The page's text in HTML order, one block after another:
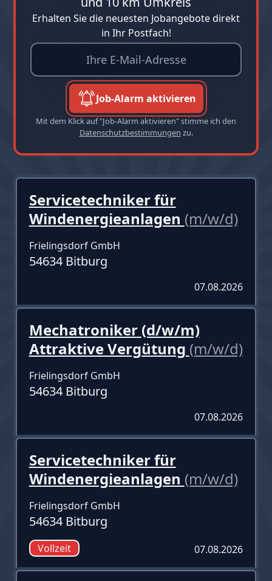
Erhalten Sie die neuesten Jobangebote direkt
in Ihr Postfach!
Job-Alarm aktivieren
Mit dem Klick auf "Job-Alarm aktivieren" stimme ich den
Datenschutzbestimmungen zu.
Servicetechniker für
Windenergieanlagen (m/w/d)
Frielingsdorf GmbH
54634 Bitburg
07.08.2026
Mechatroniker (d/w/m)
Attraktive Vergütung (m/w/d)
Frielingsdorf GmbH
54634 Bitburg
07.08.2026
Servicetechniker für
Windenergieanlagen (m/w/d)
Frielingsdorf GmbH
54634 Bitburg
Vollzeit 07.08.2026